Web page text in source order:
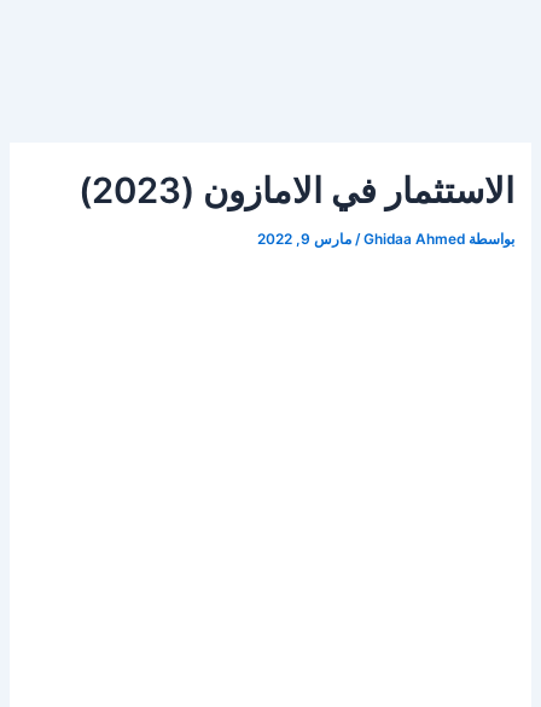
الاستثمار في الامازون (2023)
بواسطة Ghidaa Ahmed
/مارس 9, 2022